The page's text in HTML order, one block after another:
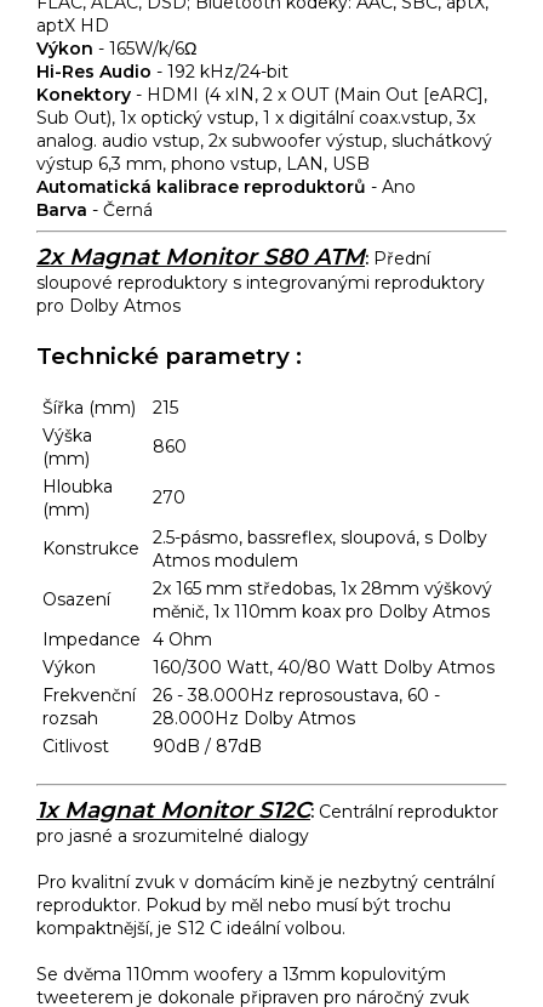
aptX HD
Výkon - 165W/k/6Ω
Hi-Res Audio - 192 kHz/24-bit
Konektory - HDMI (4 xIN, 2 x OUT (Main Out [eARC],
Sub Out), 1x optický vstup, 1 x digitální coax.vstup, 3x
analog. audio vstup, 2x subwoofer výstup, sluchátkový
výstup 6,3 mm, phono vstup, LAN, USB
Automatická kalibrace reproduktorů - Ano
Barva - Černá
2x Magnat Monitor S80 ATM: Přední
sloupové reproduktory s integrovanými reproduktory
pro Dolby Atmos
Technické parametry :
Šířka (mm)
215
Výška
(mm)
860
Hloubka
(mm)
270
Konstrukce
2.5-pásmo, bassreflex, sloupová, s Dolby
Atmos modulem
Osazení
2x 165 mm středobas, 1x 28mm výškový
měnič, 1x 110mm koax pro Dolby Atmos
Impedance
4 Ohm
Výkon
160/300 Watt, 40/80 Watt Dolby Atmos
Frekvenční
rozsah
26 - 38.000Hz reprosoustava, 60 -
28.000Hz Dolby Atmos
Citlivost
90dB / 87dB
1x Magnat Monitor S12C: Centrální reproduktor
pro jasné a srozumitelné dialogy
Pro kvalitní zvuk v domácím kině je nezbytný centrální
reproduktor. Pokud by měl nebo musí být trochu
kompaktnější, je S12 C ideální volbou.
Se dvěma 110mm woofery a 13mm kopulovitým
tweeterem je dokonale připraven pro náročný zvuk